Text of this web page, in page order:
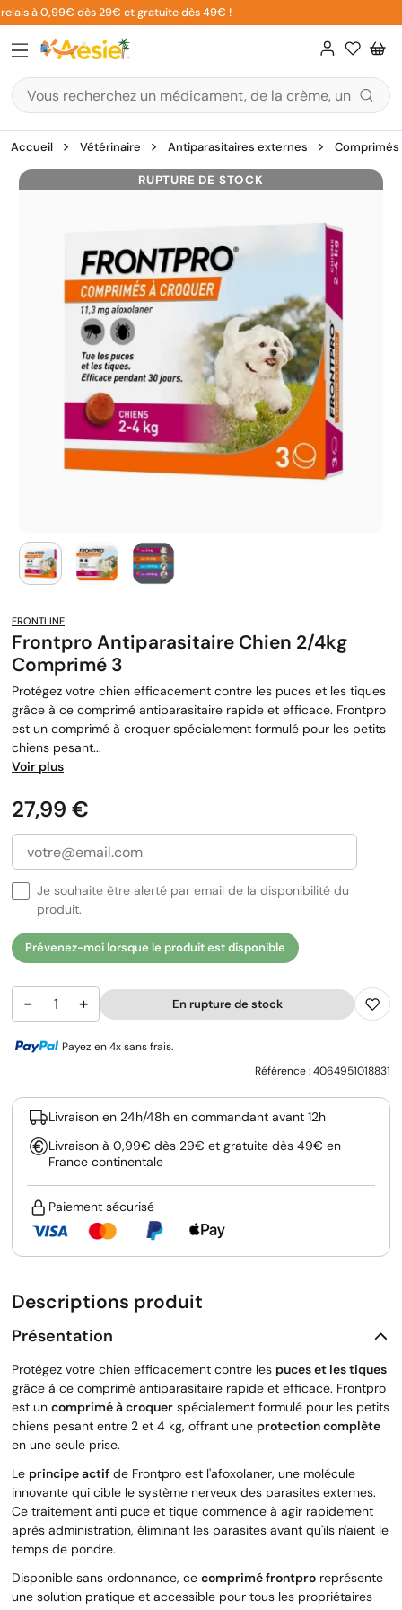
Aller
au
contenu
à 0,99€ dès 29€ et gratuite dès 49€ !
Accueil Vétérinaire Antiparasitaires externes Comprimés
RUPTURE DE STOCK
FRONTLINE
Frontpro Antiparasitaire Chien 2/4kg
Comprimé 3
Protégez votre chien efficacement contre les puces et les tiques
grâce à ce comprimé antiparasitaire rapide et efficace. Frontpro
est un comprimé à croquer spécialement formulé pour les petits
chiens pesant...
Voir plus
Prix
27,99 €
Je souhaite être alerté par email de la disponibilité du
produit.
Prévenez-moi lorsque le produit est disponible
− + En rupture de stock
Payez en 4x sans frais.
Référence :4064951018831
Livraison en 24h/48h en commandant avant 12h
Livraison à 0,99€ dès 29€ et gratuite dès 49€ en
France continentale
Paiement sécurisé
Descriptions produit
Présentation
Protégez votre chien efficacement contre les puces et les tiques
grâce à ce comprimé antiparasitaire rapide et efficace. Frontpro
est un comprimé à croquer spécialement formulé pour les petits
chiens pesant entre 2 et 4 kg, offrant une protection complète
en une seule prise.
Le principe actif de Frontpro est l'afoxolaner, une molécule
innovante qui cible le système nerveux des parasites externes.
Ce traitement anti puce et tique commence à agir rapidement
après administration, éliminant les parasites avant qu'ils n'aient le
temps de pondre.
Disponible sans ordonnance, ce comprimé frontpro représente
une solution pratique et accessible pour tous les propriétaires